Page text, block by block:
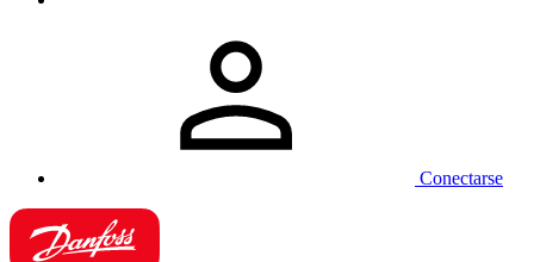
Conectarse